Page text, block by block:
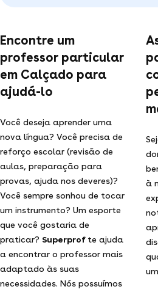
Encontre um
professor particular
em Calçado para
ajudá-lo
Você deseja aprender uma
nova língua? Você precisa de
reforço escolar (revisão de
aulas, preparação para
provas, ajuda nos deveres)?
Você sempre sonhou de tocar
um instrumento? Um esporte
que você gostaria de
praticar? Superprof te ajuda
a encontrar o professor mais
adaptado às suas
necessidades. Nós possuímos
à